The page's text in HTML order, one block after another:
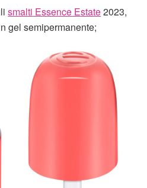
smalti Essence Estate2023,
gel semipermanente;